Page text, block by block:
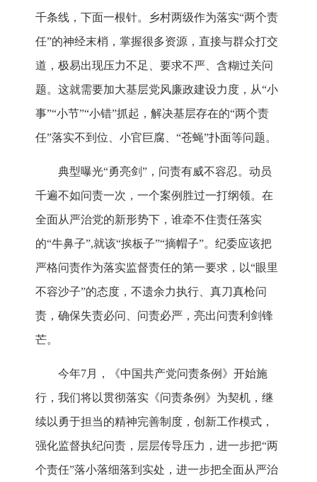
千条线，下面一根针。乡村两级作为落实“两个责
任”的神经末梢，掌握很多资源，直接与群众打交
道，极易出现压力不足、要求不严、含糊过关问
题。这就需要加大基层党风廉政建设力度，从“小
事”“小节”“小错”抓起，解决基层存在的“两个责
任”落实不到位、小官巨腐、“苍蝇”扑面等问题。
典型曝光“勇亮剑”，问责有威不容忍。动员
千遍不如问责一次，一个案例胜过一打纲领。在
全面从严治党的新形势下，谁牵不住责任落实
的“牛鼻子”,就该“挨板子”“摘帽子”。纪委应该把
严格问责作为落实监督责任的第一要求，以“眼里
不容沙子”的态度，不遗余力执行、真刀真枪问
责，确保失责必问、问责必严，亮出问责利剑锋
芒。
今年7月，《中国共产党问责条例》开始施
行，我们将以贯彻落实《问责条例》为契机，继
续以勇于担当的精神完善制度，创新工作模式，
强化监督执纪问责，层层传导压力，进一步把“两
个责任”落小落细落到实处，进一步把全面从严治